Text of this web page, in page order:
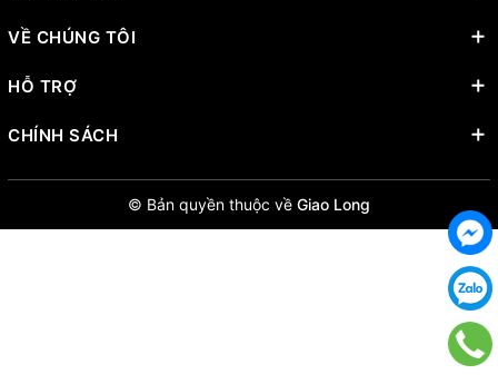
VỀ CHÚNG TÔI
HỖ TRỢ
CHÍNH SÁCH
© Bản quyền thuộc về Giao Long